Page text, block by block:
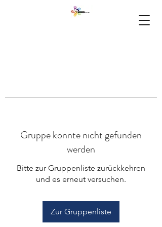
Gruppe konnte nicht gefunden
werden
Bitte zur Gruppenliste zurückkehren
und es erneut versuchen.
Zur Gruppenliste